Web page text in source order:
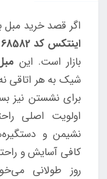
اگر قصد خرید مبل
اینتکس کد 68582
بازار است. این
شیک به هر اتاقی
برای نشستن نیز
اولویت اصلی
نشیمن و
کافی آسایش و
روز طولانی